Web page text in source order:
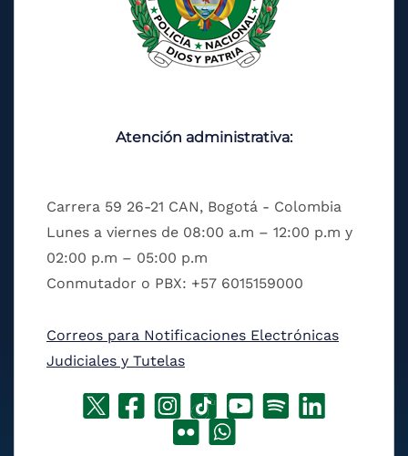
Atención administrativa:
Carrera 59 26-21 CAN, Bogotá - Colombia
Lunes a viernes de 08:00 a.m – 12:00 p.m y
02:00 p.m – 05:00 p.m
Conmutador o PBX: +57 6015159000
Correos para Notificaciones Electrónicas
Judiciales y Tutelas